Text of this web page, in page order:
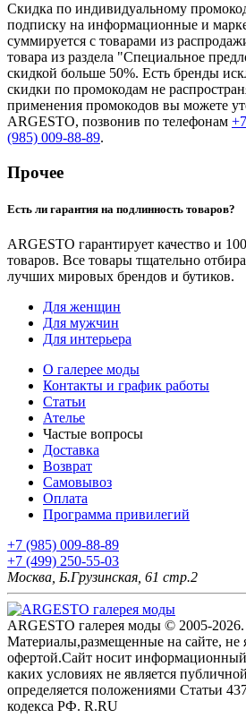
Cкидка по индивидуальному
подписку на информационные и
суммируется с товарами из
товара из раздела "Специальное
скидкой больше 50%. Есть бренды
скидки по промокодам не
применения промокодов вы можете
ARGESTO, позвонив по телефонам
(985) 009-88-89.
Прочее
Есть ли гарантия на подлинность товаров?
ARGESTO гарантирует качество и
товаров. Все товары тщательно
лучших мировых брендов и бутиков.
Для женщин
Для мужчин
Для интерьера
О галерее моды
Контакты и график работы
Статьи
Ателье
Частые вопросы
Доставка
Возврат
Самовывоз
Оплата
Программа привилегий
+7 (985) 009-88-89
+7 (499) 250-55-03
Москва, Б.Грузинская, 61 стр.2
ARGESTO галерея моды © 2005-
Материалы,размещенные на сайте, не
офертой.Сайт носит
каких условиях не является
определяется положениями Статьи
кодекса РФ. R.RU